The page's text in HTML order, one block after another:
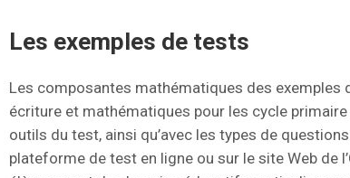
Les exemples de tests
Les composantes mathématiques des exemples
écriture et mathématiques pour les cycle
outils du test, ainsi qu’avec les types de
plateforme de test en ligne ou sur le site Web de